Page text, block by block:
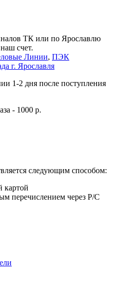
ТК или по Ярославлю
счет.
Линии, ПЭК
г. Ярославля
1-2 дня после поступления
- 1000 р.
следующим способом:
картой
перечислением через Р/С